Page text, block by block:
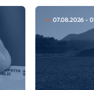
07.08.2026 -